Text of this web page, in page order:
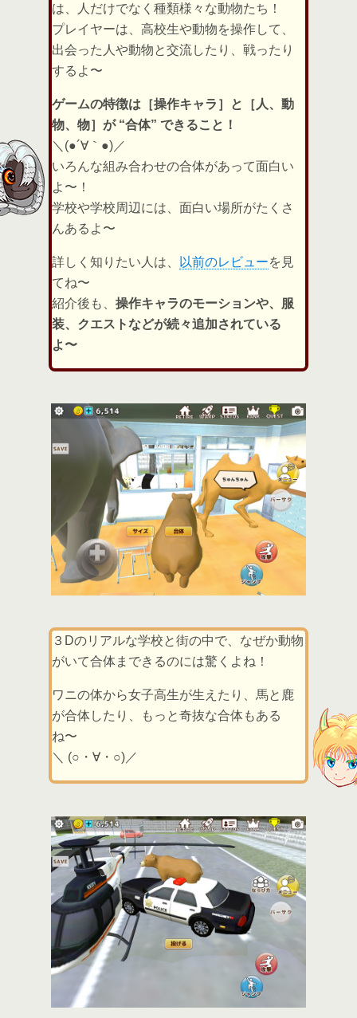
は、人だけでなく種類様々な動物たち！
プレイヤーは、高校生や動物を操作して、
出会った人や動物と交流したり、戦ったり
するよ〜
ゲームの特徴は［操作キャラ］と［人、動
物、物］が “合体” できること！
＼(●´∀｀●)／
いろんな組み合わせの合体があって面白い
よ〜！
学校や学校周辺には、面白い場所がたくさ
んあるよ〜
詳しく知りたい人は、 以前のレビューを見
てね〜
紹介後も、 操作キャラのモーションや、服
装、クエストなどが続々追加されている
よ〜
３Dのリアルな学校と街の中で、なぜか動物
がいて合体まできるのには驚くよね！
ワニの体から女子高生が生えたり、馬と鹿
が合体したり、もっと奇抜な合体もある
ね〜
＼ (○・∀・○)／